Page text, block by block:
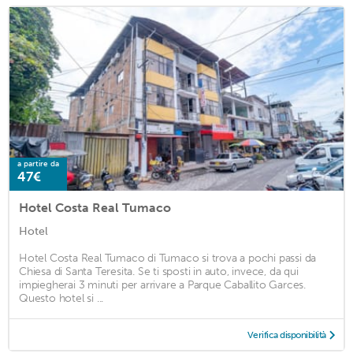
a partire da
47€
Hotel Costa Real Tumaco
Hotel
Hotel Costa Real Tumaco di Tumaco si trova a pochi passi da
Chiesa di Santa Teresita. Se ti sposti in auto, invece, da qui
impiegherai 3 minuti per arrivare a Parque Caballito Garces.
Questo hotel si ...
Verifica disponibilità